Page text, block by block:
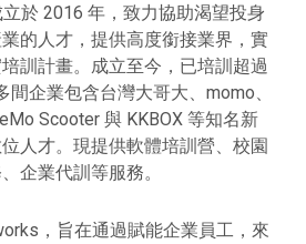
於 2016 年，致力協助渴望投身
的人才，提供高度銜接業界，實
訓計畫。成立至今，已培訓超過
間企業包含台灣大哥大、momo、
Scooter 與 KKBOX 等知名新
人才。現提供軟體培訓營、校園
企業代訓等服務。
，旨在通過賦能企業員工，來